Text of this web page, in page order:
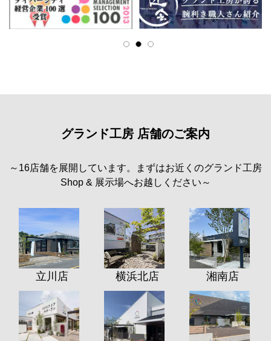
グランド工房 店舗のご案内
～16店舗を展開しています。まずはお近くのグランド工房
Shop & 展示場へお越しください～
立川店 横浜北店 湘南店